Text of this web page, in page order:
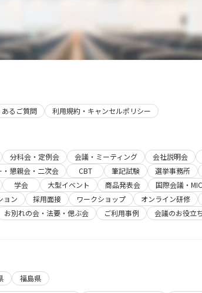
あるご質問 利用規約・キャンセルポリシー
分科会・定例会 会議・ミーティング
会社説明会
・懇親会・二次会 CBT 筆記試験
選挙事務所
学会 大型イベント 商品発表会
国際会議・
ョン 採用面接 ワークショップ
オンライン研修
お別れの会・法要・偲ぶ会 ご利用事例 会議のお役立
福島県